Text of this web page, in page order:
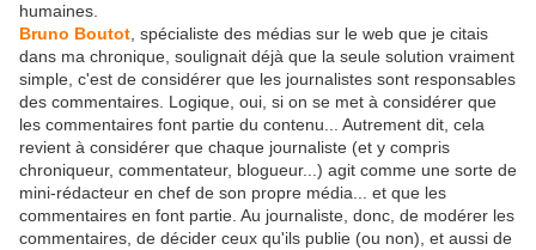
humaines.
Bruno Boutot , spécialiste des médias sur le web que je citais
dans ma chronique, soulignait déjà que la seule solution vraiment
simple, c'est de considérer que les journalistes sont responsables
des commentaires. Logique, oui, si on se met à considérer que
les commentaires font partie du contenu... Autrement dit, cela
revient à considérer que chaque journaliste (et y compris
chroniqueur, commentateur, blogueur...) agit comme une sorte de
mini-rédacteur en chef de son propre média... et que les
commentaires en font partie. Au journaliste, donc, de modérer les
commentaires, de décider ceux qu'ils publie (ou non), et aussi de